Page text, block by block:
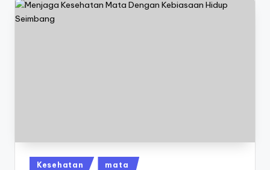
Posted
Kesehatan mata